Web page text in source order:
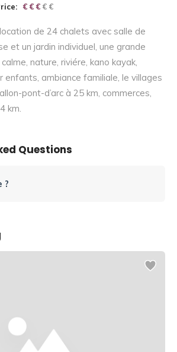
€ € € € €
€ € €
de 24 chalets avec salle de
et un jardin individuel, une grande
nature, riviére, kano kayak,
enfants, ambiance familiale, le villages
pont-d’arc à 25 km, commerces,
km.
Questions
?